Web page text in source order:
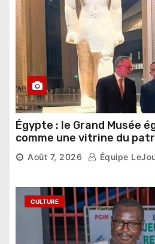
Égypte : le Grand Musée
comme une vitrine du
pharaonique auprès des
étrangers
Août 7, 2026 Équipe
CULTURE